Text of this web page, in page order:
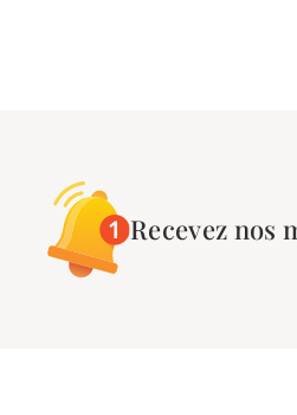
Recevez nos